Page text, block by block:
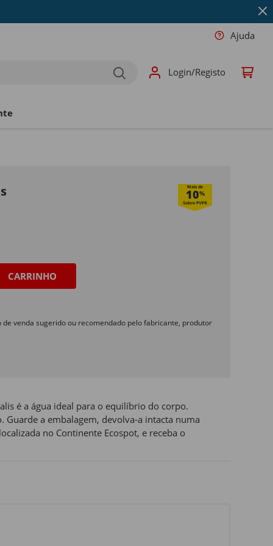
Ajuda
Login/Registo
Mais de
10%
CARRINHO
de venda sugerido ou recomendado pelo fabricante, produtor
é a água ideal para o equilíbrio do corpo.
a embalagem, devolva‑a intacta numa
no Continente Ecospot, e receba o